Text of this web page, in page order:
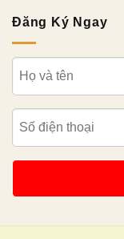
Đăng Ký Ngay